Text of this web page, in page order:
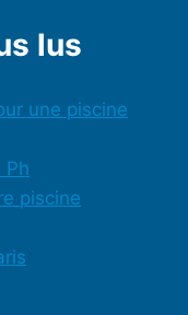
lus
une piscine
Ph
piscine